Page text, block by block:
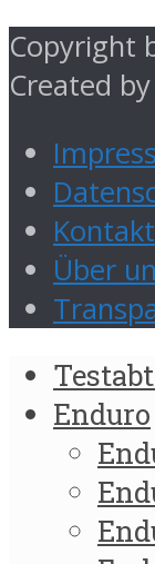
Copyright
Created by
Kontakt
Über
Enduro